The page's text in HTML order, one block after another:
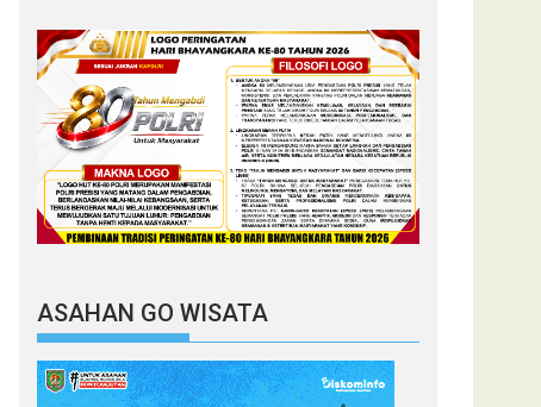
ASAHAN GO WISATA